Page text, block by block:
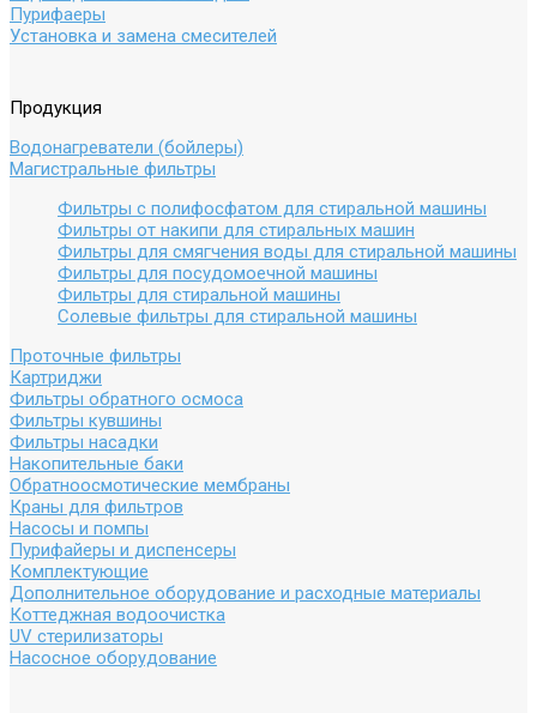
Пурифаеры
Установка и замена смесителей
Продукция
Водонагреватели (бойлеры)
Магистральные фильтры
Фильтры с полифосфатом для стиральной машины
Фильтры от накипи для стиральных машин
Фильтры для смягчения воды для стиральной машины
Фильтры для посудомоечной машины
Фильтры для стиральной машины
Солевые фильтры для стиральной машины
Проточные фильтры
Картриджи
Фильтры обратного осмоса
Фильтры кувшины
Фильтры насадки
Накопительные баки
Обратноосмотические мембраны
Краны для фильтров
Насосы и помпы
Пурифайеры и диспенсеры
Комплектующие
Дополнительное оборудование и расходные материалы
Коттеджная водоочистка
UV стерилизаторы
Насосное оборудование